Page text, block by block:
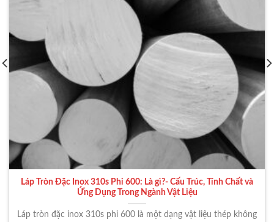
Láp Tròn Đặc Inox 310s Phi 600: Là gì?- Cấu Trúc, Tính Chất và
Ứng Dụng Trong Ngành Vật Liệu
Láp tròn đặc inox 310s phi 600 là một dạng vật liệu thép không